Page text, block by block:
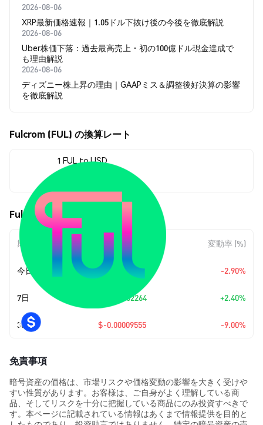
2026-08-06
XRP最新価格速報｜1.05ドル下抜け後の今後を徹底解説
2026-08-06
Uber株価下落：過去最高売上・初の100億ドル現金達成で
も理由解説
2026-08-06
ディズニー株上昇の理由｜GAAPミス＆調整後好決算の影響
を徹底解説
Fulcrom (FUL) の換算レート
1 FUL to USD
Fulcrom (FUL) の価格変動
期間 金額変動 変動率 (%)
今日 $-0.00002885 -2.90%
7日 $0.00002264 +2.40%
30日 $-0.00009555 -9.00%
免責事項
暗号資産の価格は、市場リスクや価格変動の影響を大きく受けや
すい性質があります。お客様は、ご自身がよく理解している商
品、そしてリスクを十分に把握している商品にのみ投資すべきで
す。本ページに記載されている情報はあくまで情報提供を目的と